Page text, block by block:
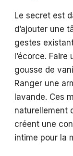
Le secret est
d’ajouter une
gestes
l’écorce.
gousse de
Ranger une
lavande. Ces
naturellement
créent une
intime pour la